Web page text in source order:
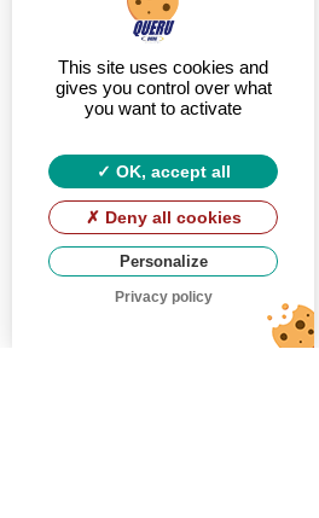
This site uses cookies and
gives you control over what
you want to activate
OK, accept all
Deny all cookies
Personalize
Privacy policy